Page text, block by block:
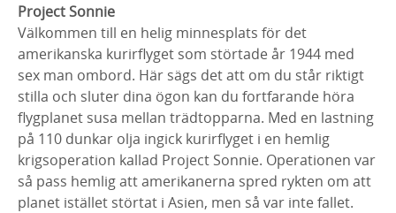
Project Sonnie
Välkommen till en helig minnesplats för det
amerikanska kurirflyget som störtade år 1944 med
sex man ombord. Här sägs det att om du står riktigt
stilla och sluter dina ögon kan du fortfarande höra
flygplanet susa mellan trädtopparna. Med en lastning
på 110 dunkar olja ingick kurirflyget i en hemlig
krigsoperation kallad Project Sonnie. Operationen var
så pass hemlig att amerikanerna spred rykten om att
planet istället störtat i Asien, men så var inte fallet.